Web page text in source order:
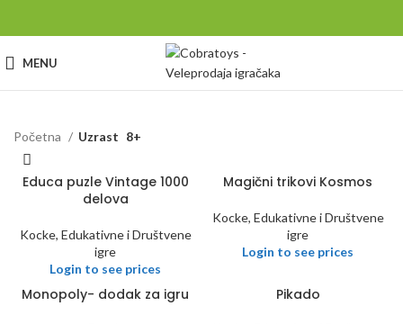
MENU
Početna Uzrast 8+
Educa puzle Vintage 1000
delova
Kocke, Edukativne i Društvene
igre
Login to see prices
Magični trikovi Kosmos
Kocke, Edukativne i Društvene
igre
Login to see prices
Monopoly- dodak za igru Pikado